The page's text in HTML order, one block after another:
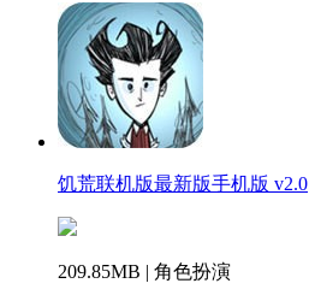
饥荒联机版最新版手机版 v2.0
209.85MB | 角色扮演